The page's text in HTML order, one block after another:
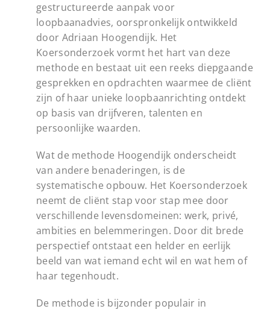
gestructureerde aanpak voor
loopbaanadvies, oorspronkelijk ontwikkeld
door Adriaan Hoogendijk. Het
Koersonderzoek vormt het hart van deze
methode en bestaat uit een reeks diepgaande
gesprekken en opdrachten waarmee de cliënt
zijn of haar unieke loopbaanrichting ontdekt
op basis van drijfveren, talenten en
persoonlijke waarden.
Wat de methode Hoogendijk onderscheidt
van andere benaderingen, is de
systematische opbouw. Het Koersonderzoek
neemt de cliënt stap voor stap mee door
verschillende levensdomeinen: werk, privé,
ambities en belemmeringen. Door dit brede
perspectief ontstaat een helder en eerlijk
beeld van wat iemand echt wil en wat hem of
haar tegenhoudt.
De methode is bijzonder populair in